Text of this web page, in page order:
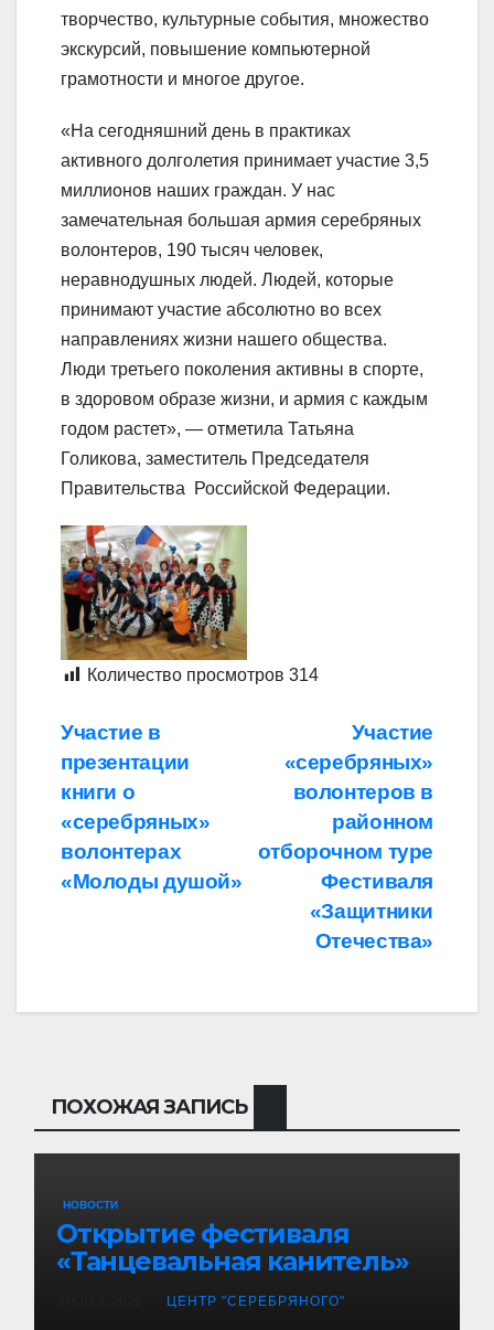
творчество, культурные события, множество
экскурсий, повышение компьютерной
грамотности и многое другое.
«На сегодняшний день в практиках
активного долголетия принимает участие 3,5
миллионов наших граждан. У нас
замечательная большая армия серебряных
волонтеров, 190 тысяч человек,
неравнодушных людей. Людей, которые
принимают участие абсолютно во всех
направлениях жизни нашего общества.
Люди третьего поколения активны в спорте,
в здоровом образе жизни, и армия с каждым
годом растет», — отметила Татьяна
Голикова, заместитель Председателя
Правительства Российской Федерации.
Количество просмотров 314
Навигация
по
записям
Участие
«серебряных»
волонтеров в
районном
отборочном туре
Фестиваля
«Защитники
Отечества»
Участие в
презентации
книги о
«серебряных»
волонтерах
«Молоды душой»
ПОХОЖАЯ ЗАПИСЬ
НОВОСТИ
Открытие фестиваля
«Танцевальная канитель»
ЦЕНТР "СЕРЕБРЯНОГО"